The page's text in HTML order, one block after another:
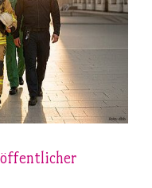
öffentlicher